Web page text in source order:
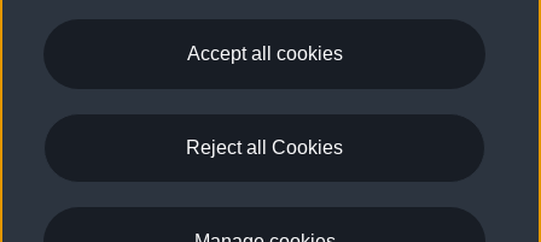
Duurzaam rijden
Audi e-care
Laadtips
Garantie
Kopen en afleveren
Audi nieuwsbrief
Updates nieuwe modellen
Tijdelijk aanbod
Copyright Disclaimer Privacy
Cookies
Cookies instellingen
Responsible Disclosure
Juridisch AUDI AG
EU Data Act
Accept all cookies
Reject all Cookies